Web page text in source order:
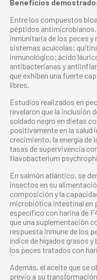
Beneficios
Entre los compuestos
péptidos
inmunitaria de los peces y
sistemas acuícolas;
inmunológico; ácido
antibacterianas y
que exhiben una fuerte
libres.
Estudios realizados en
revelaron que la inclusión
soldado negro en dietas
positivamente en la salud
crecimiento, la energía de
tasas de supervivencia
flavobacterium
En salmón atlántico, se
insectos en su
composición y la
microbiótica intestinal en
específico con harina de
que una suplementación
respuesta inmune de los
índice de hígados grasos
los peces tratados con
Además, el aceite que se
previo a su